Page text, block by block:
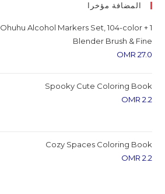
المضافة مؤخرا
Ohuhu Alcohol Markers Set, 104-color + 1
Blender Brush & Fine
OMR 27.0
Spooky Cute Coloring Book
OMR 2.2
Cozy Spaces Coloring Book
OMR 2.2